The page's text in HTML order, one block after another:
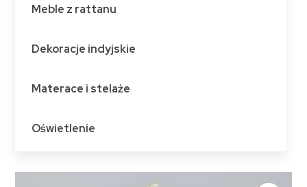
Meble z rattanu
Dekoracje indyjskie
Materace i stelaże
Oświetlenie